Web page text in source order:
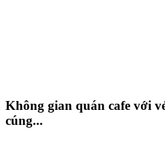
Không gian quán cafe với
cúng...